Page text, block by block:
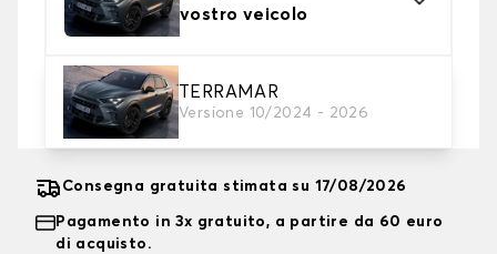
vostro veicolo
TERRAMAR
Versione 10/2024 - 2026
2. Livello di protezione
Scegli il telo protettivo adatto alle tue esigenze
Consegna gratuita stimata su 17/08/2026
Pagamento in 3x gratuito, a partire da 60 euro
di acquisto.